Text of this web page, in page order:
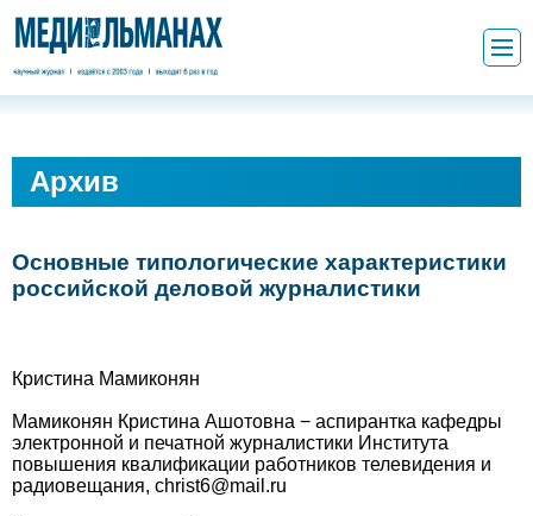
Архив
Основные типологические характеристики
российской деловой журналистики
Кристина Мамиконян
Мамиконян Кристина Ашотовна − аспирантка кафедры
электронной и печатной журналистики Института
повышения квалификации работников телевидения и
радиовещания, christ6@mail.ru